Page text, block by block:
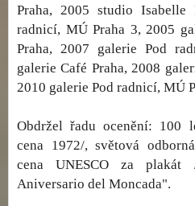
Praha, 2005 studio Isabelle
radnicí, MÚ Praha 3, 2005
Praha, 2007 galerie Pod
galerie Café Praha, 2008
2010 galerie Pod radnicí, MÚ
Obdržel řadu ocenění: 100
cena 1972/, světová
cena UNESCO za
Aniversario del Moncada".